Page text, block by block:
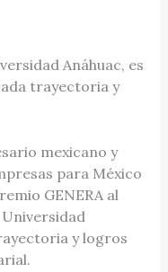
Anáhuac, es
trayectoria y
mexicano y
para México
GENERA al
y logros